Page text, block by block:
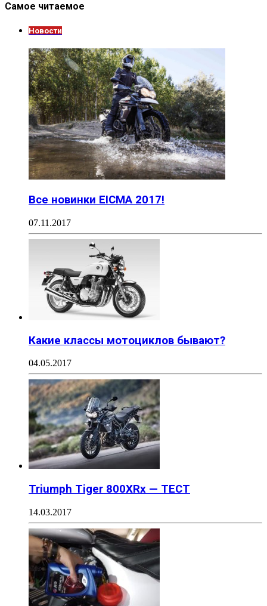
Самое читаемое
Новости
Все новинки EICMA 2017!
07.11.2017
Какие классы мотоциклов бывают?
04.05.2017
Triumph Tiger 800XRx — ТЕСТ
14.03.2017